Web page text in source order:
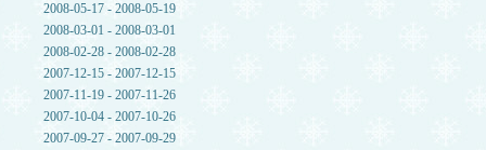
2008-05-17 - 2008-05-19
2008-03-01 - 2008-03-01
2008-02-28 - 2008-02-28
2007-12-15 - 2007-12-15
2007-11-19 - 2007-11-26
2007-10-04 - 2007-10-26
2007-09-27 - 2007-09-29